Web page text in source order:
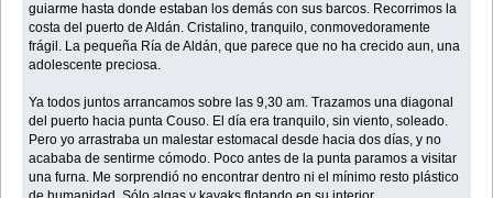
guiarme hasta donde estaban los demás con sus barcos. Recorrimos la
costa del puerto de Aldán. Cristalino, tranquilo, conmovedoramente
frágil. La pequeña Ría de Aldán, que parece que no ha crecido aun, una
adolescente preciosa.
Ya todos juntos arrancamos sobre las 9,30 am. Trazamos una diagonal
del puerto hacia punta Couso. El día era tranquilo, sin viento, soleado.
Pero yo arrastraba un malestar estomacal desde hacia dos días, y no
acababa de sentirme cómodo. Poco antes de la punta paramos a visitar
una furna. Me sorprendió no encontrar dentro ni el mínimo resto plástico